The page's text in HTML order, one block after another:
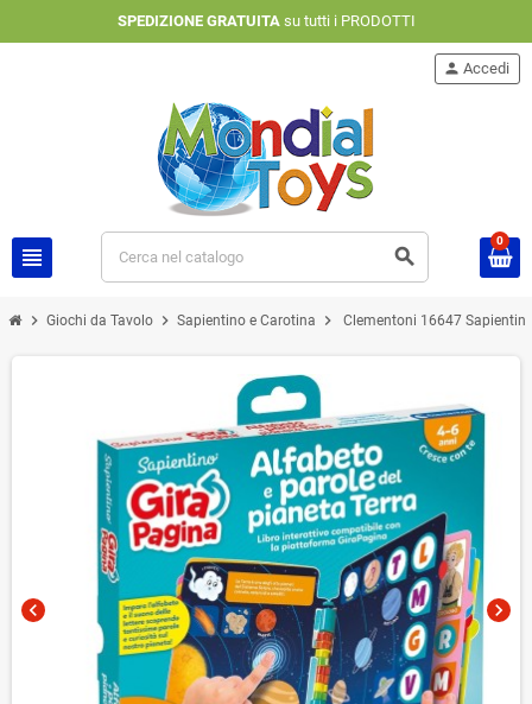
SPEDIZIONE GRATUITAsu tutti i PRODOTTI
view_headline search
person Accedi
0
chevron_right Giochi da Tavolo chevron_right Sapientino e Carotina chevron_right Clementoni 16647
chevron_left chevron_right